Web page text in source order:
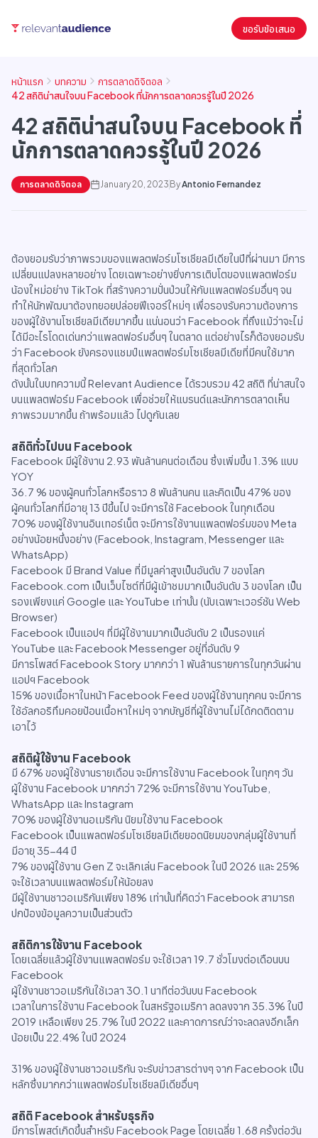
ขอรับข้อเสนอ
หน้าแรก บทความ
การตลาดดิจิตอล
42 สถิติน่าสนใจบน Facebook ที่นักการตลาดควรรู้ในปี 2026
42 สถิติน่าสนใจบน Facebook ที่
นักการตลาดควรรู้ในปี 2026
การตลาดดิจิตอล January 20, 2023 ByAntonio Fernandez
ต้องยอมรับว่าภาพรวมของแพลตฟอร์มโซเชียลมีเดียในปีที่ผ่านมา มีการ
เปลี่ยนแปลงหลายอย่าง โดยเฉพาะอย่างยิ่งการเติบโตของแพลตฟอร์ม
น้องใหม่อย่าง TikTok ที่สร้างความปั่นป่วนให้กับแพลตฟอร์มอื่นๆ จน
ทำให้นักพัฒนาต้องทยอยปล่อยฟีเจอร์ใหม่ๆ เพื่อรองรับความต้องการ
ของผู้ใช้งานโซเชียลมีเดียมากขึ้น แน่นอนว่า Facebook ที่ถึงแม้ว่าจะไม่
ได้มีอะไรโดดเด่นกว่าแพลตฟอร์มอื่นๆ ในตลาด แต่อย่างไรก็ต้องยอมรับ
ว่า Facebook ยังครองแชมป์แพลตฟอร์มโซเชียลมีเดียที่มีคนใช้มาก
ที่สุดทั่วโลก
ดังนั้นในบทความนี้ Relevant Audience ได้รวบรวม 42 สถิติ ที่น่าสนใจ
บนแพลตฟอร์ม Facebook เพื่อช่วยให้แบรนด์และนักการตลาดเห็น
ภาพรวมมากขึ้น ถ้าพร้อมแล้ว ไปดูกันเลย
สถิติทั่วไปบน Facebook
Facebook มีผู้ใช้งาน 2.93 พันล้านคนต่อเดือน ซึ่งเพิ่มขึ้น 1.3% แบบ
YOY
36.7 % ของผู้คนทั่วโลกหรือราว 8 พันล้านคน และคิดเป็น 47% ของ
ผู้คนทั่วโลกที่มีอายุ 13 ปีขึ้นไป จะมีการใช้ Facebook ในทุกเดือน
70% ของผู้ใช้งานอินเทอร์เน็ต จะมีการใช้งานแพลตฟอร์มของ Meta
อย่างน้อยหนึ่งอย่าง (Facebook, Instagram, Messenger และ
WhatsApp)
Facebook มี Brand Value ที่มีมูลค่าสูงเป็นอันดับ 7 ของโลก
Facebook.com เป็นเว็บไซต์ที่มีผู้เข้าชมมากเป็นอันดับ 3 ของโลก เป็น
รองเพียงแค่ Google และ YouTube เท่านั้น (นับเฉพาะเวอร์ชัน Web
Browser)
Facebook เป็นแอปฯ ที่มีผู้ใช้งานมากเป็นอันดับ 2 เป็นรองแค่
YouTube และ Facebook Messenger อยู่ที่อันดับ 9
มีการโพสต์ Facebook Story มากกว่า 1 พันล้านรายการในทุกวันผ่าน
แอปฯ Facebook
15% ของเนื้อหาในหน้า Facebook Feed ของผู้ใช้งานทุกคน จะมีการ
ใช้อัลกอริทึมคอยป้อนเนื้อหาใหม่ๆ จากบัญชีที่ผู้ใช้งานไม่ได้กดติดตาม
เอาไว้
สถิติผู้ใช้งาน Facebook
มี 67% ของผู้ใช้งานรายเดือน จะมีการใช้งาน Facebook ในทุกๆ วัน
ผู้ใช้งาน Facebook มากกว่า 72% จะมีการใช้งาน YouTube,
WhatsApp และ Instagram
70% ของผู้ใช้งานอเมริกัน นิยมใช้งาน Facebook
Facebook เป็นแพลตฟอร์มโซเชียลมีเดียยอดนิยมของกลุ่มผู้ใช้งานที่
มีอายุ 35-44 ปี
7% ของผู้ใช้งาน Gen Z จะเลิกเล่น Facebook ในปี 2026 และ 25%
จะใช้เวลาบนแพลตฟอร์มให้น้อยลง
มีผู้ใช้งานชาวอเมริกันเพียง 18% เท่านั้นที่คิดว่า Facebook สามารถ
ปกป้องข้อมูลความเป็นส่วนตัว
สถิติการใช้งาน Facebook
โดยเฉลี่ยแล้วผู้ใช้งานแพลตฟอร์ม จะใช้เวลา 19.7 ชั่วโมงต่อเดือนบน
Facebook
ผู้ใช้งานชาวอเมริกันใช้เวลา 30.1 นาทีต่อวันบน Facebook
เวลาในการใช้งาน Facebook ในสหรัฐอเมริกา ลดลงจาก 35.3% ในปี
2019 เหลือเพียง 25.7% ในปี 2022 และคาดการณ์ว่าจะลดลงอีกเล็ก
น้อยเป็น 22.4% ในปี 2024
31% ของผู้ใช้งานชาวอเมริกัน จะรับข่าวสารต่างๆ จาก Facebook เป็น
หลักซึ่งมากกว่าแพลตฟอร์มโซเชียลมีเดียอื่นๆ
สถิติ Facebook สำหรับธุรกิจ
มีการโพสต์เกิดขึ้นสำหรับ Facebook Page โดยเฉลี่ย 1.68 ครั้งต่อวัน